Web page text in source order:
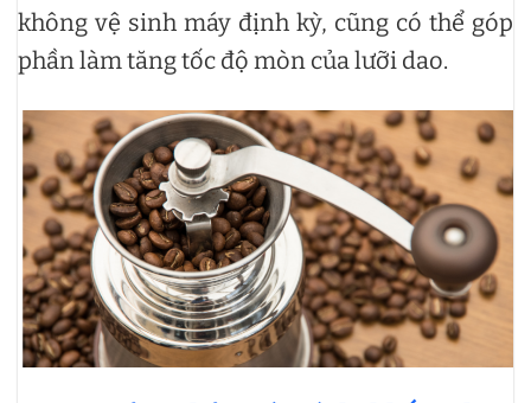
không vệ sinh máy định kỳ, cũng có thể góp
phần làm tăng tốc độ mòn của lưỡi dao.